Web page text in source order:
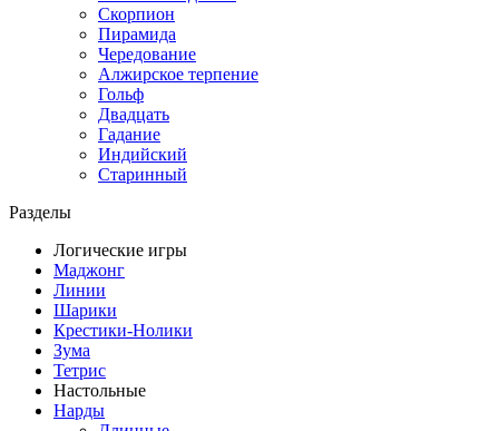
Скорпион
Пирамида
Чередование
Алжирское терпение
Гольф
Двадцать
Гадание
Индийский
Старинный
Разделы
Логические игры
Маджонг
Линии
Шарики
Крестики-Нолики
Зума
Тетрис
Настольные
Нарды